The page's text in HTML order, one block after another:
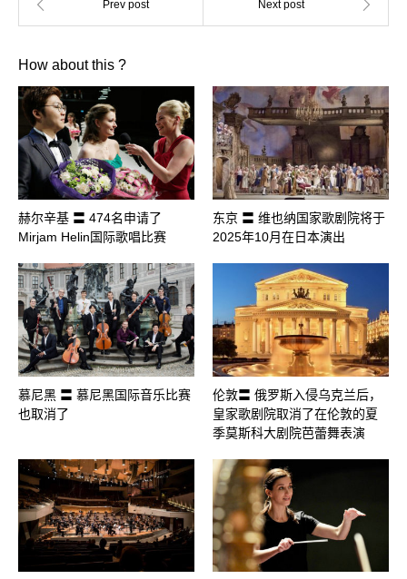
How about this ?
赫尔辛基 〓 474名申请了
Mirjam Helin国际歌唱比赛
东京 〓 维也纳国家歌剧院将于
2025年10月在日本演出
慕尼黑 〓 慕尼黑国际音乐比赛
也取消了
伦敦〓 俄罗斯入侵乌克兰后，
皇家歌剧院取消了在伦敦的夏
季莫斯科大剧院芭蕾舞表演